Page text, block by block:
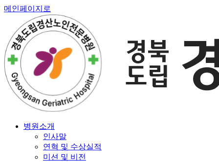
메인페이지로
병원소개
인사말
연혁 및 수상실적
미션 및 비전